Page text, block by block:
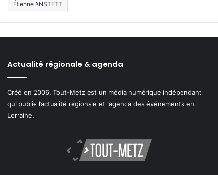
Étienne ANSTETT
Actualité régionale & agenda
Créé en 2006, Tout-Metz est un média numérique indépendant
qui publie l’actualité régionale et l’agenda des événements en
Lorraine.